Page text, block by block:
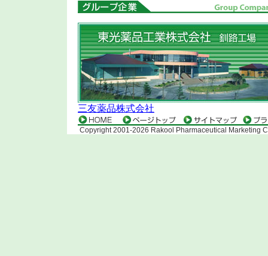
三友薬品株式会社
Copyright 2001-2026 Rakool Pharmaceutical Marketing